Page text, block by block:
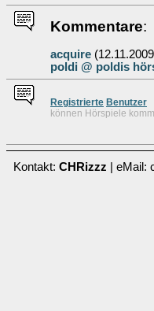
Kommentare:
acquire
poldi @ poldis
Registrierte Benutzer
können Hörspiele
Kontakt: CHRizzz | eMail: